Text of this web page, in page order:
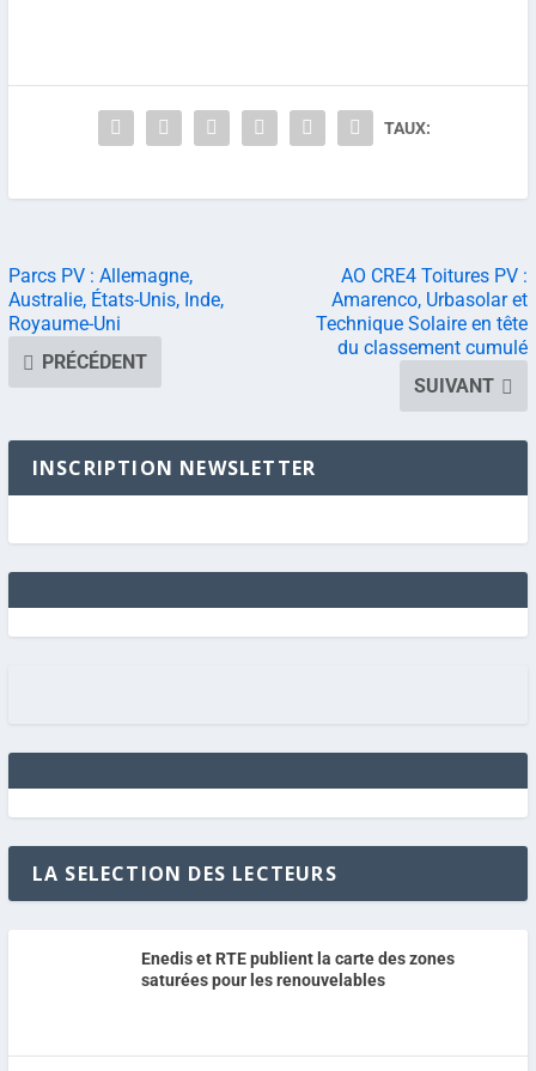
TAUX:
Parcs PV : Allemagne,
Australie, États-Unis, Inde,
Royaume-Uni
PRÉCÉDENT
AO CRE4 Toitures PV :
Amarenco, Urbasolar et
Technique Solaire en tête
du classement cumulé
SUIVANT
INSCRIPTION NEWSLETTER
LA SELECTION DES LECTEURS
Enedis et RTE publient la carte des zones
saturées pour les renouvelables